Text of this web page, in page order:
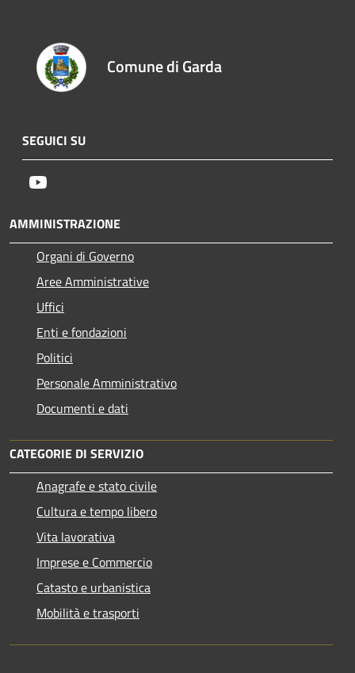
Comune di Garda
SEGUICI SU
AMMINISTRAZIONE
Organi di Governo
Aree Amministrative
Uffici
Enti e fondazioni
Politici
Personale Amministrativo
Documenti e dati
CATEGORIE DI SERVIZIO
Anagrafe e stato civile
Cultura e tempo libero
Vita lavorativa
Imprese e Commercio
Catasto e urbanistica
Mobilità e trasporti